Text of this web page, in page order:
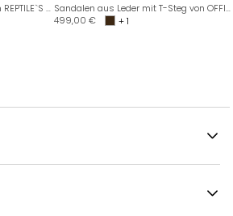
Schultertasche aus Leder von REPTILE`S HOUSE
Sandalen aus Leder mit T-Steg von OFFICINE CREATIVE
499,00 € + 1